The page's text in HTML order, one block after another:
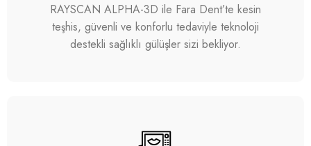
RAYSCAN ALPHA-3D ile Fara Dent’te kesin
teşhis, güvenli ve konforlu tedaviyle teknoloji
destekli sağlıklı gülüşler sizi bekliyor.